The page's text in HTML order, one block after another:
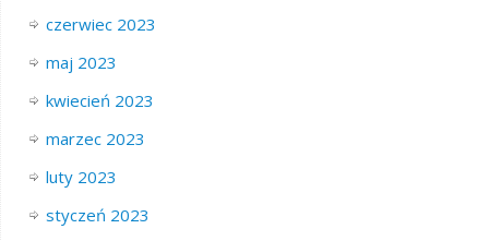
czerwiec 2023
maj 2023
kwiecień 2023
marzec 2023
luty 2023
styczeń 2023